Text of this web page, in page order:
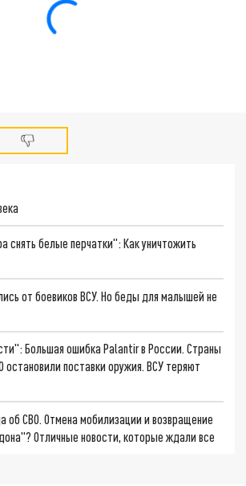
снять белые перчатки": Как уничтожить
от боевиков ВСУ. Но беды для малышей не
Большая ошибка Palantir в России. Страны
остановили поставки оружия. ВСУ теряют
об СВО. Отмена мобилизации и возвращение
Отличные новости, которые ждали все